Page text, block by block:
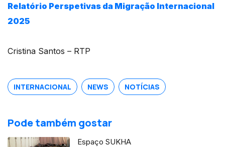
Relatório Perspetivas da Migração Internacional
2025
Cristina Santos – RTP
INTERNACIONAL NEWS NOTÍCIAS
Pode também gostar
Espaço SUKHA